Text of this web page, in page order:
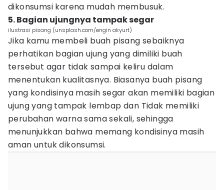
dikonsumsi karena mudah membusuk.
5. Bagian ujungnya tampak segar
ilustrasi pisang (unsplash.com/engin akyurt)
Jika kamu membeli buah pisang sebaiknya
perhatikan bagian ujung yang dimiliki buah
tersebut agar tidak sampai keliru dalam
menentukan kualitasnya. Biasanya buah pisang
yang kondisinya masih segar akan memiliki bagian
ujung yang tampak lembap dan Tidak memiliki
perubahan warna sama sekali, sehingga
menunjukkan bahwa memang kondisinya masih
aman untuk dikonsumsi.